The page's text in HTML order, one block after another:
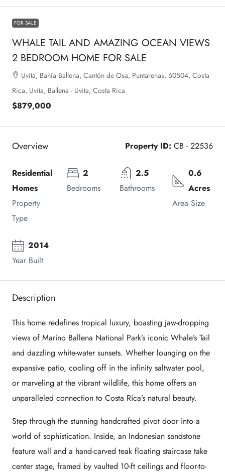
FOR SALE
WHALE TAIL AND AMAZING OCEAN VIEWS
2 BEDROOM HOME FOR SALE
Uvita, Bahía Ballena, Cantón de Osa, Puntarenas, 60504, Costa
Rica, Uvita, Ballena - Uvita, Costa Rica
$879,000
Overview Property ID: CB - 22536
Residential
Homes
Property
Type
2
Bedrooms
2.5
Bathrooms
0.6
Acres
Area Size
2014
Year Built
Description
This home redefines tropical luxury, boasting jaw-dropping
views of Marino Ballena National Park’s iconic Whale’s Tail
and dazzling white-water sunsets. Whether lounging on the
expansive patio, cooling off in the infinity saltwater pool,
or marveling at the vibrant wildlife, this home offers an
unparalleled connection to Costa Rica’s natural beauty.
Step through the stunning handcrafted pivot door into a
world of sophistication. Inside, an Indonesian sandstone
feature wall and a hand-carved teak floating staircase take
center stage, framed by vaulted 10-ft ceilings and floor-to-